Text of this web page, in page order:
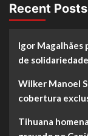
Recent Posts
Igor Magalhães
de
Wilker Manoel
cobertura
Tihuana